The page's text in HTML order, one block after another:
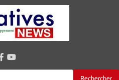
facebook
youtube